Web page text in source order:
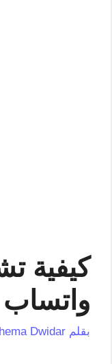
كيفية
بقلم hema Dwidar